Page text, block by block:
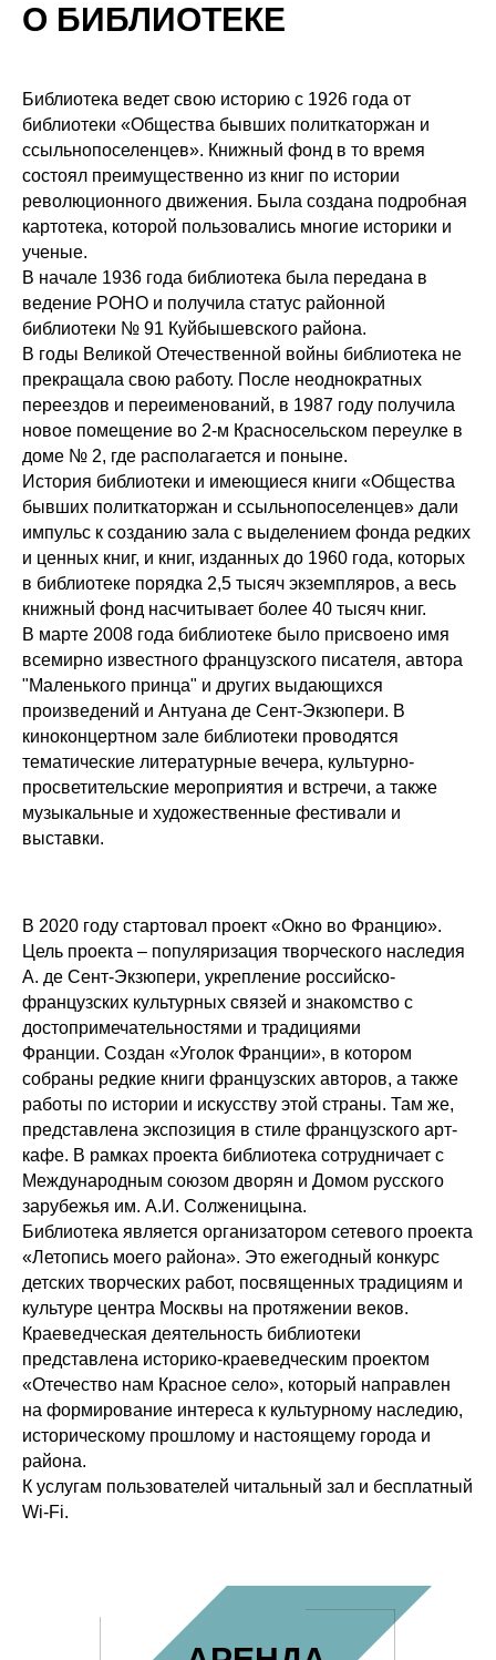
О БИБЛИОТЕКЕ
Библиотека ведет свою историю с 1926 года от
библиотеки «Общества бывших политкаторжан и
ссыльнопоселенцев». Книжный фонд в то время
состоял преимущественно из книг по истории
революционного движения. Была создана подробная
картотека, которой пользовались многие историки и
ученые.
В начале 1936 года библиотека была передана в
ведение РОНО и получила статус районной
библиотеки № 91 Куйбышевского района.
В годы Великой Отечественной войны библиотека не
прекращала свою работу. После неоднократных
переездов и переименований, в 1987 году получила
новое помещение во 2-м Красносельском переулке в
доме № 2, где располагается и поныне.
История библиотеки и имеющиеся книги «Общества
бывших политкаторжан и ссыльнопоселенцев» дали
импульс к созданию зала с выделением фонда редких
и ценных книг, и книг, изданных до 1960 года, которых
в библиотеке порядка 2,5 тысяч экземпляров, а весь
книжный фонд насчитывает более 40 тысяч книг.
В марте 2008 года библиотеке было присвоено имя
всемирно известного французского писателя, автора
"Маленького принца" и других выдающихся
произведений и Антуана де Сент-Экзюпери. В
киноконцертном зале библиотеки проводятся
тематические литературные вечера, культурно-
просветительские мероприятия и встречи, а также
музыкальные и художественные фестивали и
выставки.
В 2020 году стартовал проект «Окно во Францию».
Цель проекта – популяризация творческого наследия
А. де Сент-Экзюпери, укрепление российско-
французских культурных связей и знакомство с
достопримечательностями и традициями
Франции. Создан «Уголок Франции», в котором
собраны редкие книги французских авторов, а также
работы по истории и искусству этой страны. Там же,
представлена экспозиция в стиле французского арт-
кафе. В рамках проекта библиотека сотрудничает с
Международным союзом дворян и Домом русского
зарубежья им. А.И. Солженицына.
Библиотека является организатором сетевого проекта
«Летопись моего района». Это ежегодный конкурс
детских творческих работ, посвященных традициям и
культуре центра Москвы на протяжении веков.
Краеведческая деятельность библиотеки
представлена историко-краеведческим проектом
«Отечество нам Красное село», который направлен
на формирование интереса к культурному наследию,
историческому прошлому и настоящему города и
района.
К услугам пользователей читальный зал и бесплатный
Wi-Fi.